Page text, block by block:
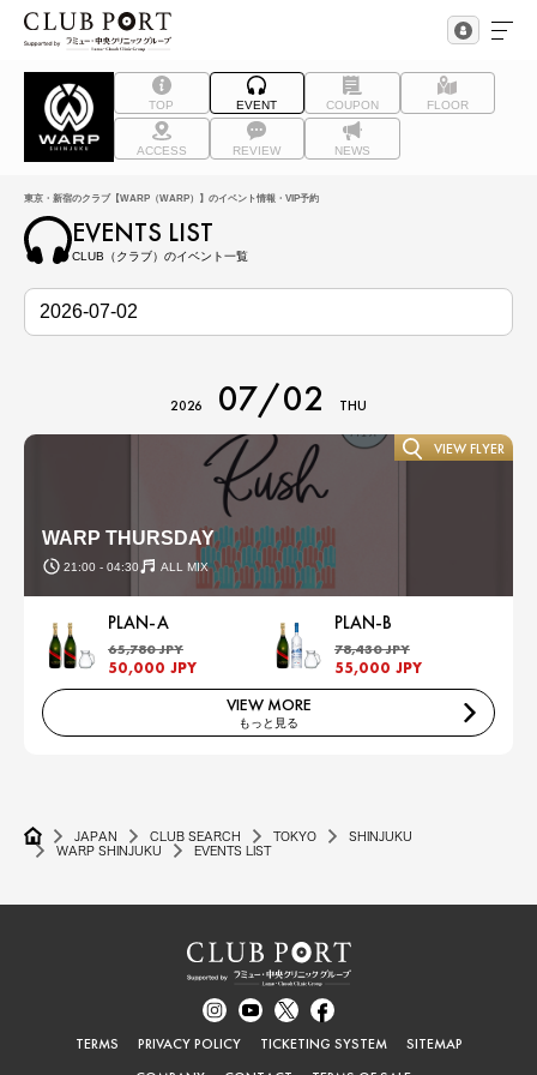
TOP EVENT COUPON FLOOR
ACCESS REVIEW NEWS
東京・新宿のクラブ【WARP（WARP）】のイベント情報・VIP予約
EVENTS LIST
CLUB（クラブ）のイベント一覧
2026 07/02 THU
WARP THURSDAY
21:00 - 04:30 ALL MIX
VIEW FLYER
PLAN-A
65,780 JPY
50,000 JPY
PLAN-B
78,430 JPY
55,000 JPY
VIEW MORE
もっと見る
JAPAN CLUB SEARCH TOKYO
SHINJUKU
WARP SHINJUKU
EVENTS LIST
TERMS PRIVACY POLICY TICKETING SYSTEM
SITEMAP